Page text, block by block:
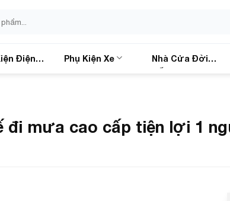
Điện
Phụ Kiện Xe
Nhà Cửa Đời
Sống
đi mưa cao cấp tiện lợi 1